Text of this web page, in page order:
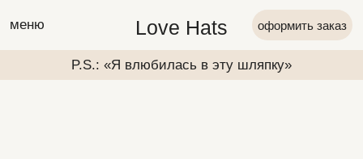
Love Hats
меню оформить заказ
P.S.: «Я влюбилась в эту шляпку» P.S.: «Я